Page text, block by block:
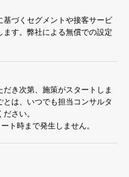
基づくセグメントや接客サービ
ます。弊社による無償での設定
き次第、施策がスタートしま
は、いつでも担当コンサルタ
さい。
ト時まで発生しません。